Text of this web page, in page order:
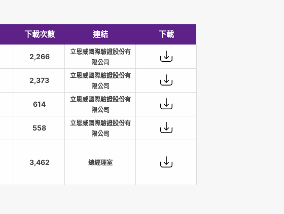
下載次數 連結 下載
2,266
立恩威國際驗證股份有
限公司
2,373
立恩威國際驗證股份有
限公司
614
立恩威國際驗證股份有
限公司
558
立恩威國際驗證股份有
限公司
3,462 總經理室